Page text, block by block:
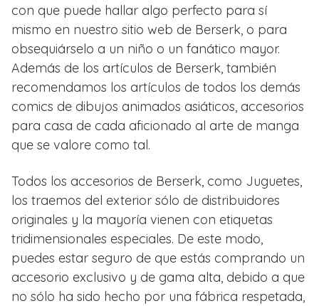
con que puede hallar algo perfecto para sí
mismo en nuestro sitio web de Berserk, o para
obsequiárselo a un niño o un fanático mayor.
Además de los artículos de Berserk, también
recomendamos los artículos de todos los demás
comics de dibujos animados asiáticos, accesorios
para casa de cada aficionado al arte de manga
que se valore como tal.
Todos los accesorios de Berserk, como Juguetes,
los traemos del exterior sólo de distribuidores
originales y la mayoría vienen con etiquetas
tridimensionales especiales. De este modo,
puedes estar seguro de que estás comprando un
accesorio exclusivo y de gama alta, debido a que
no sólo ha sido hecho por una fábrica respetada,